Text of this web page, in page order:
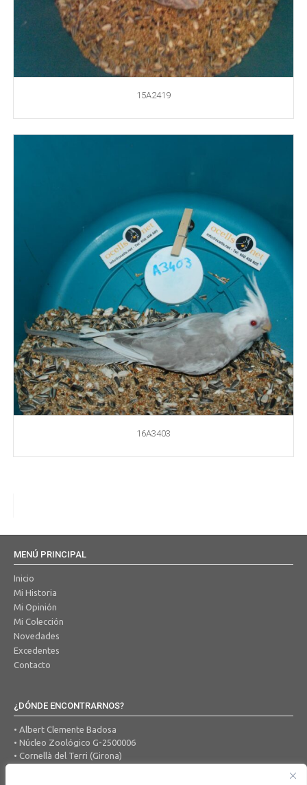
15A2419
16A3403
MENÚ PRINCIPAL
Inicio
Mi Historia
Mi Opinión
Mi Colección
Novedades
Excedentes
Contacto
¿DÓNDE ENCONTRARNOS?
• Albert Clemente Badosa
• Núcleo Zoológico G-2500006
• Cornellà del Terri (Girona)